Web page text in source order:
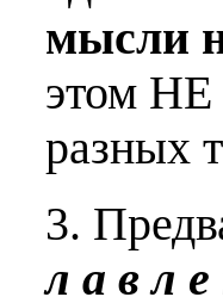
мысли
этом
разных
3.
л а в л